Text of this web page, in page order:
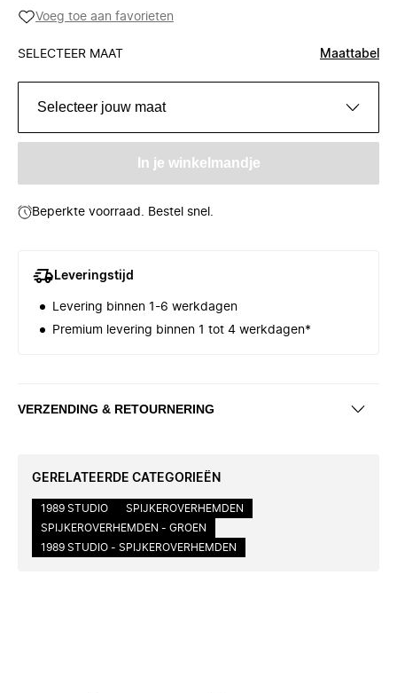
Voeg toe aan favorieten
SELECTEER MAAT Maattabel
Selecteer jouw maat
In je winkelmandje
Beperkte voorraad. Bestel snel.
Leveringstijd
Levering binnen 1-6 werkdagen
Premium levering binnen 1 tot 4 werkdagen*
VERZENDING & RETOURNERING
GERELATEERDE CATEGORIEËN
1989 STUDIO
SPIJKEROVERHEMDEN
SPIJKEROVERHEMDEN - GROEN
1989 STUDIO - SPIJKEROVERHEMDEN